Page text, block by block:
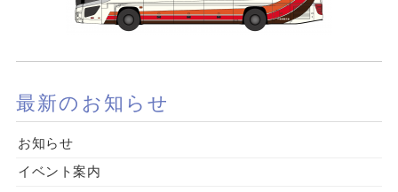
最新のお知らせ
お知らせ
イベント案内